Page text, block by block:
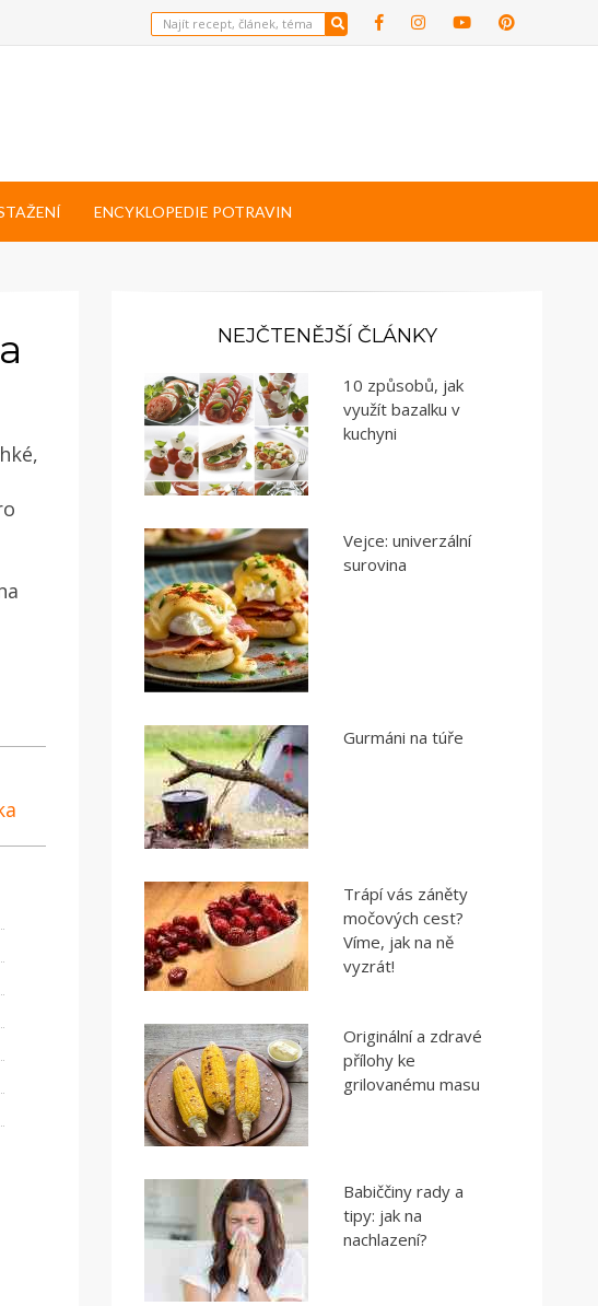
ENCYKLOPEDIE POTRAVIN
NEJČTENĚJŠÍ ČLÁNKY
10 způsobů, jak
využít bazalku v
kuchyni
Vejce: univerzální
surovina
Gurmáni na túře
Trápí vás záněty
močových cest?
Víme, jak na ně
vyzrát!
Originální a zdravé
přílohy ke
grilovanému masu
Babiččiny rady a
tipy: jak na
nachlazení?